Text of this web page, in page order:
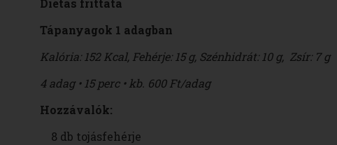
Diétás frittata
Tápanyagok 1 adagban
Kalória: 152 Kcal, Fehérje: 15 g, Szénhidrát: 10 g, Zsír: 7 g
4 adag • 15 perc • kb. 600 Ft/adag
Hozzávalók:
8 db tojásfehérje